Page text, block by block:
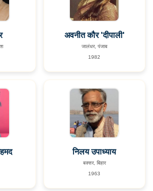
अवनीत कौर 'दीपाली'
जालंधर, पंजाब
1982
निलय उपाध्याय
बक्सर, बिहार
1963